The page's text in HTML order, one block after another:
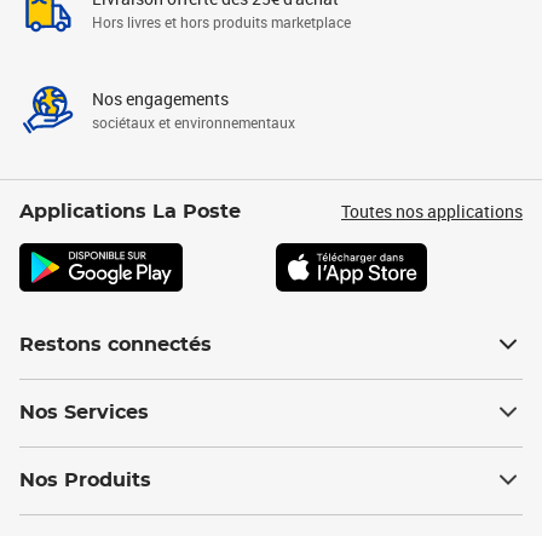
Hors livres et hors produits marketplace
Nos engagements
sociétaux et environnementaux
Applications La Poste Toutes nos applications
Restons connectés
Nos Services
Nos Produits